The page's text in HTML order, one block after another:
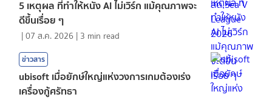
5 เหตุผล ที่ทำให้หนัง AI ไม่เวิร์ก แม้คุณภาพจะ
ดีขึ้นเรื่อย ๆ
|07 ส.ค. 2026 | 3 min read
ข่าวสาร
ubisoft เมื่อยักษ์ใหญ่แห่งวงการเกมต้องเร่ง
เครื่องกู้ศรัทธา